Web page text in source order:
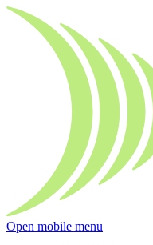
Zum
Inhalt
Zum
Hauptmenü
Open mobile menu